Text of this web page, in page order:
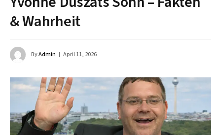
& Wahrheit
ByAdmin April 11, 2026